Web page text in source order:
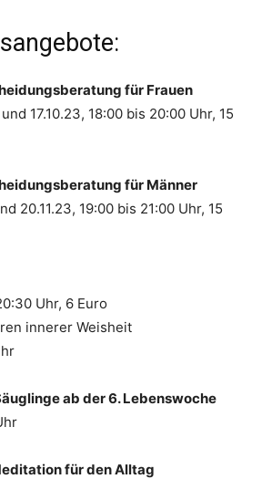
für Frauen
17.10.23, 18:00 bis 20:00 Uhr, 15
für Männer
20.11.23, 19:00 bis 21:00 Uhr, 15
Uhr, 6 Euro
innerer Weisheit
ab der 6. Lebenswoche
für den Alltag